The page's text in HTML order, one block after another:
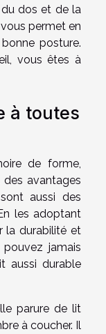
dos et de la
permet en
posture.
vous êtes à
à toutes
de forme,
avantages
aussi des
les adoptant
la durabilité et
jamais
aussi durable
parure de lit
à coucher. Il